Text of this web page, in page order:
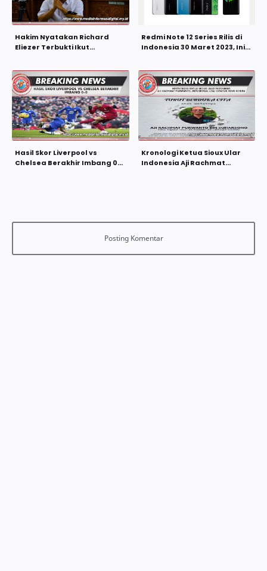
Hakim Nyatakan Richard
Eliezer Terbukti Ikut
Tahun
Redmi Note 12 Series Rilis di
Indonesia 30 Maret 2023, Ini
Hasil Skor Liverpool vs
Chelsea Berakhir Imbang 0-
Kronologi Ketua Sioux Ular
Indonesia Aji Rachmat